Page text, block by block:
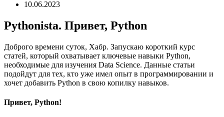
10.06.2023
Pythonista. Привет, Python
Доброго времени суток, Хабр. Запускаю короткий курс
статей, который охватывает ключевые навыки Python,
необходимые для изучения Data Science. Данные статьи
подойдут для тех, кто уже имел опыт в программировании и
хочет добавить Python в свою копилку навыков.
Привет, Python!